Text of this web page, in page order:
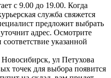
с 9.00 до 19.00. Когда
служба свяжется
предложит выбрать
адрес. Осмотрите
указанной
ул Петухова
точек для выбора появится